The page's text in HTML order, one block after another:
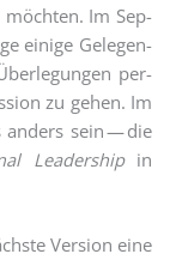
möch­ten. Im Sep­
eini­ge Gele­gen­
per­
zu gehen. Im
sein — die
Lea­der­shipin
Ver­si­on eine